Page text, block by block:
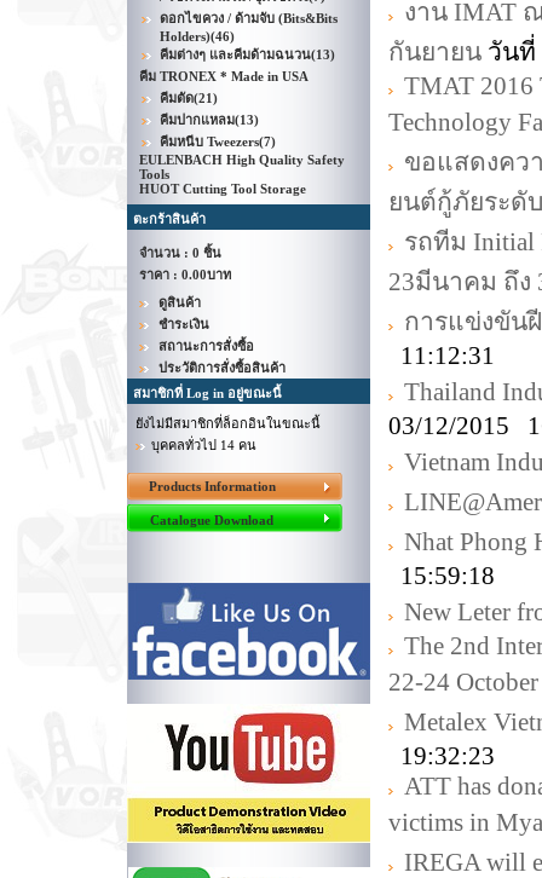
ดอกไขควง / ด้ามจับ (Bits&Bits
Holders)(46)
คีมต่างๆ และคีมด้ามฉนวน(13)
คีม TRONEX * Made in USA
คีมตัด(21)
คีมปากแหลม(13)
คีมหนีบ Tweezers(7)
EULENBACH High Quality Safety
Tools
HUOT Cutting Tool Storage
ตะกร้าสินค้า
จำนวน : 0 ชิ้น
ราคา : 0.00บาท
ดูสินค้า
ชำระเงิน
สถานะการสั่งซื้อ
ประวัติการสั่งซื้อสินค้า
สมาชิกที่ Log in อยู่ขณะนี้
ยังไม่มีสมาชิกที่ล็อกอินในขณะนี้
บุคคลทั่วไป 14 คน
Products Information
Catalogue Download
งาน IMAT
กันยายน วันที่
TMAT 2016
Technology
ขอแสดงคว
ยนต์กู้ภัยระดั
รถทีม Initial
23มีนาคม ถึง
การแข่งขัน
11:12:31
Thailand
03/12/2015
Vietnam
Nhat Phong
15:59:18
New Leter
The 2nd
22-24
Metalex
19:32:23
ATT has
victims in
IREGA will